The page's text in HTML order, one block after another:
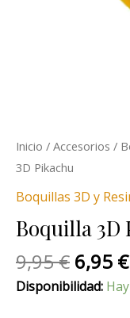
Inicio / Accesorios /
3D Pikachu
Boquillas 3D y
Boquilla 3D
9,95€ 6,95 €
Disponibilidad: